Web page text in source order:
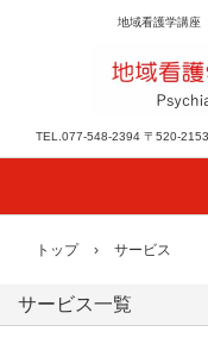
地域看護学講座
TEL.077-548-2394 〒520-
トップ › サービス
サービス一覧